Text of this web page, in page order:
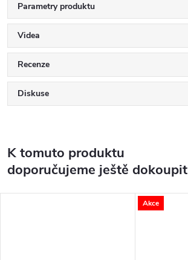
Parametry produktu
Videa
Recenze
Diskuse
K tomuto produktu
doporučujeme ještě dokoupit
Akce